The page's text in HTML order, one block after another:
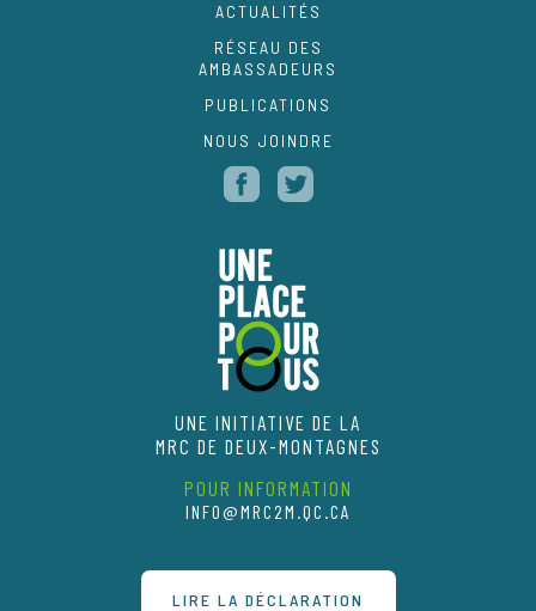
ACTUALITÉS
RÉSEAU DES
AMBASSADEURS
PUBLICATIONS
NOUS JOINDRE
UNE INITIATIVE DE LA
MRC DE DEUX-MONTAGNES
POUR INFORMATION
INFO@MRC2M.QC.CA
LIRE LA DÉCLARATION